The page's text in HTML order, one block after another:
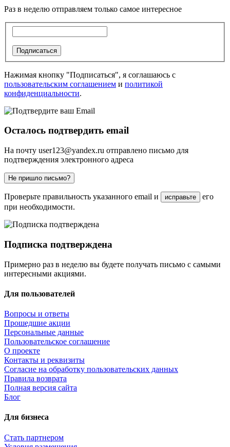
Раз в неделю отправляем только самое интересное
Подписаться
Нажимая кнопку "Подписаться", я соглашаюсь с
пользовательским соглашением и политикой
конфиденциальности.
Осталось подтвердить email
На почту user123@yandex.ru отправлено письмо для
подтверждения электронного адреса
Не пришло письмо?
Проверьте правильность указанного email и исправьте
его
при необходимости.
Подписка подтверждена
Примерно раз в неделю вы будете получать письмо с самыми
интересными акциями.
Для пользователей
Вопросы и ответы
Прошедшие акции
Персональные данные
Пользовательское соглашение
О проекте
Контакты и реквизиты
Согласие на обработку пользовательских данных
Правила возврата
Полная версия сайта
Блог
Для бизнеса
Стать партнером